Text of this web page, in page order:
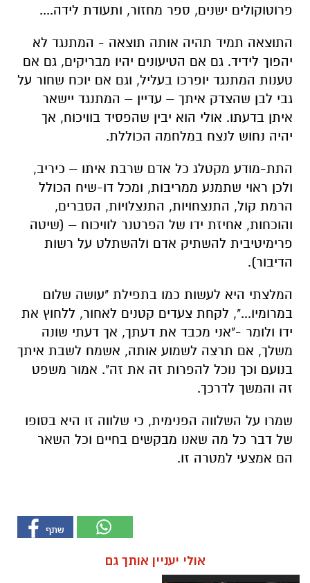
פרוטוקולים ישנים, ספר מחזור, ותעודת לידה....
התוצאה תמיד תהיה אותה תוצאה - המתנגד לא
יהפוך לידיד. גם אם הטיעונים יהיו מבריקים, גם אם
טענות המתנגד יופרכו בעליל, וגם אם יוכח שחור על
גבי לבן שהצדק איתך – עדיין – המתנגד יישאר
איתן בדעתו. אולי הוא יבין שהפסיד בוויכוח, אך
יהיה נחוש לנצח במלחמה הכוללת.
התת-מודע מקטלג כל אדם שרבת איתו – כיריב,
ולכן ראוי שתמנע ממריבות, ומכל דו-שיח הכולל
הרמת קול, התנצחויות, התנצלויות, הסברים,
והוכחות, אחיזת ידו של הפרטנר לוויכוח – (שיטה
פרימיטיבית להשתיק אדם ולהשתלט על רשות
הדיבור).
המלצתי היא לעשות כמו בתפילת "עושה שלום
במרומיו...", לקחת צעדים קטנים לאחור, ללחוץ את
ידו ולומר -"אני מכבד את דעתך, אך דעתי שונה
משלך, אם תרצה לשמוע אותה, אשמח לשבת איתך
בנועם וכך נוכל להפרות זה את זה". אמור משפט
זה והמשך לדרכך.
שמרו על השלווה הפנימית, כי שלווה זו היא בסופו
של דבר כל מה שאנו מבקשים בחיים וכל השאר
הם אמצעי למטרה זו.
אולי יעניין אותך גם